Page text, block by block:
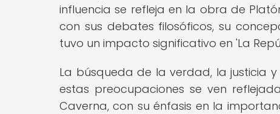
influencia se refleja en la obra de
con sus debates filosóficos, su
tuvo un impacto significativo en 'La
La búsqueda de la verdad, la justicia
estas preocupaciones se ven
Caverna, con su énfasis en la